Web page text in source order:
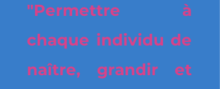
"Permettre à
chaque individu de
naître, grandir et